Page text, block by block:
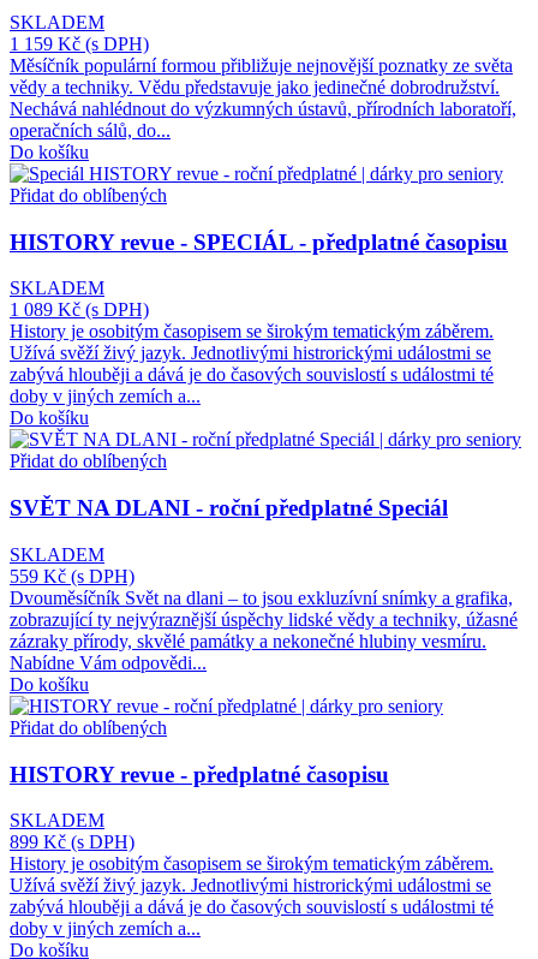
SKLADEM
1 159 Kč (s DPH)
Měsíčník populární formou přibližuje nejnovější poznatky ze světa
vědy a techniky. Vědu představuje jako jedinečné dobrodružství.
Nechává nahlédnout do výzkumných ústavů, přírodních laboratoří,
operačních sálů, do...
Do košíku
Přidat do oblíbených
HISTORY revue - SPECIÁL - předplatné časopisu
SKLADEM
1 089 Kč (s DPH)
History je osobitým časopisem se širokým tematickým záběrem.
Užívá svěží živý jazyk. Jednotlivými histrorickými událostmi se
zabývá hlouběji a dává je do časových souvislostí s událostmi té
doby v jiných zemích a...
Do košíku
Přidat do oblíbených
SVĚT NA DLANI - roční předplatné Speciál
SKLADEM
559 Kč (s DPH)
Dvouměsíčník Svět na dlani – to jsou exkluzívní snímky a grafika,
zobrazující ty nejvýraznější úspěchy lidské vědy a techniky, úžasné
zázraky přírody, skvělé památky a nekonečné hlubiny vesmíru.
Nabídne Vám odpovědi...
Do košíku
Přidat do oblíbených
HISTORY revue - předplatné časopisu
SKLADEM
899 Kč (s DPH)
History je osobitým časopisem se širokým tematickým záběrem.
Užívá svěží živý jazyk. Jednotlivými histrorickými událostmi se
zabývá hlouběji a dává je do časových souvislostí s událostmi té
doby v jiných zemích a...
Do košíku